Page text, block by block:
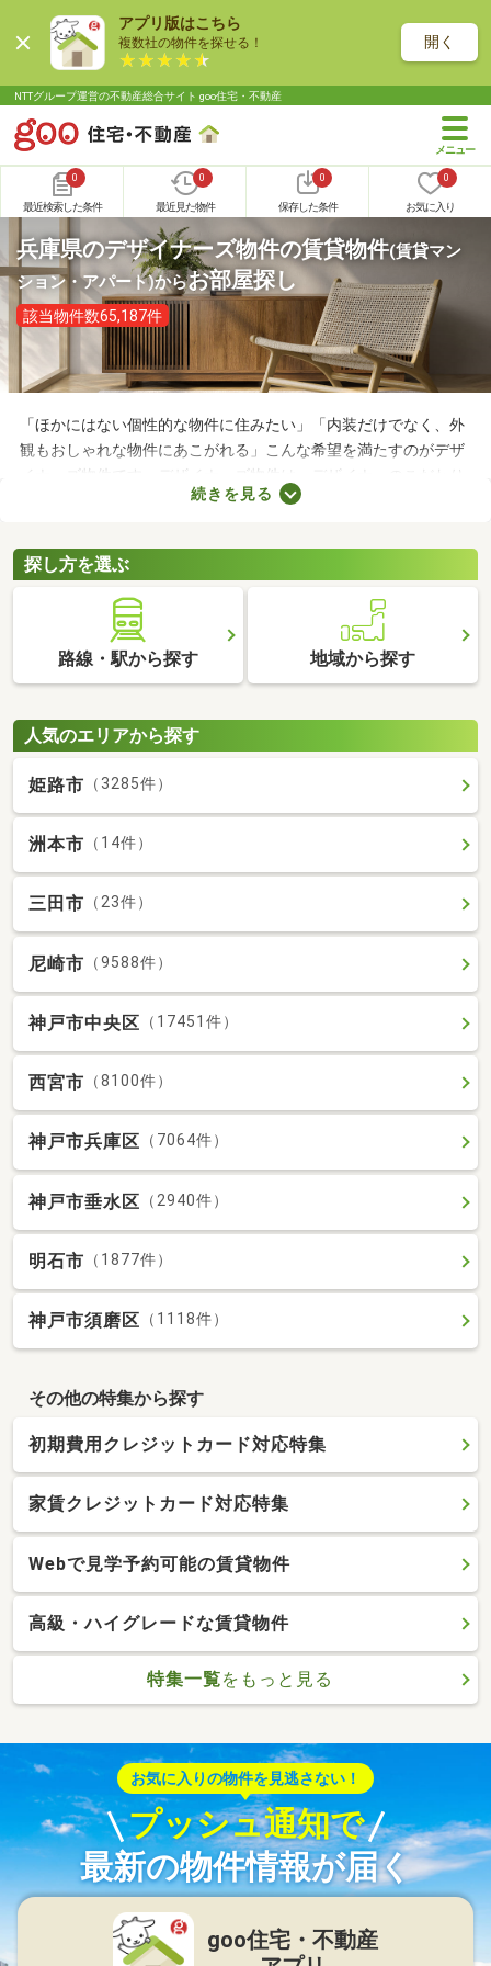
アプリ版はこちら
複数社の物件を探せる！ 開く
NTTグループ運営の不動産総合サイト goo住宅・不動産
0
最近検索した条件
0
最近見た物件
0
保存した条件
0
お気に入り
兵庫県のデザイナーズ物件の賃貸物件(賃貸マン
ション・アパート)からお部屋探し
該当物件数65,187件
「ほかにはない個性的な物件に住みたい」「内装だけでなく、外
観もおしゃれな物件にあこがれる」こんな希望を満たすのがデザ
イナーズ物件です。デザイナーズ物件は、デザイナーのこだわり
が詰められたおしゃれな建物であることがポイント。ここでデザ
くださいね。
続きを見る
探し方を選ぶ
路線・駅から探す 地域から探す
人気のエリアから探す
姫路市 （3285件）
洲本市 （14件）
三田市 （23件）
尼崎市 （9588件）
神戸市中央区 （17451件）
西宮市 （8100件）
神戸市兵庫区 （7064件）
神戸市垂水区 （2940件）
明石市 （1877件）
神戸市須磨区 （1118件）
その他の特集から探す
初期費用クレジットカード対応特集
家賃クレジットカード対応特集
Webで見学予約可能の賃貸物件
高級・ハイグレードな賃貸物件
特集一覧をもっと見る
お気に入りの物件を見逃さない！
プッシュ通知で
最新の物件情報が届く
goo住宅・不動産